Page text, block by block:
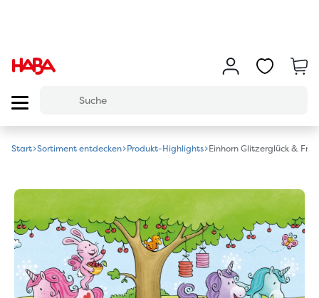
Start Sortiment entdecken Produkt-Highlights Einhorn Glitzerglück &